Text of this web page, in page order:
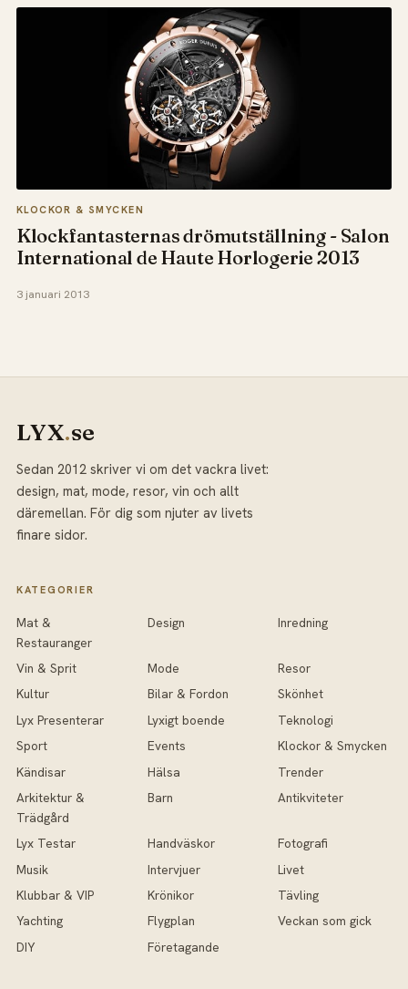
KLOCKOR & SMYCKEN
Klockfantasternas drömutställning - Salon
International de Haute Horlogerie 2013
3 januari 2013
LYX.se
Sedan 2012 skriver vi om det vackra livet:
design, mat, mode, resor, vin och allt
däremellan. För dig som njuter av livets
finare sidor.
KATEGORIER
Mat &
Restauranger
Design Inredning
Vin & Sprit Mode
Resor
Kultur
Bilar & Fordon
Skönhet
Lyx Presenterar
Lyxigt boende
Teknologi
Sport
Events
Klockor & Smycken
Kändisar
Hälsa
Trender
Arkitektur &
Trädgård
Barn Antikviteter
Lyx Testar Handväskor
Fotografi
Musik
Intervjuer
Livet
Klubbar & VIP
Krönikor
Tävling
Yachting
Flygplan
Veckan som gick
DIY
Företagande